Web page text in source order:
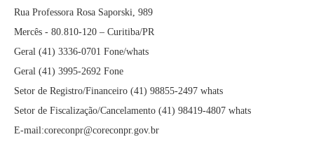
Rua Professora Rosa Saporski, 989
Mercês - 80.810-120 – Curitiba/PR
Geral (41) 3336-0701 Fone/whats
Geral (41) 3995-2692 Fone
Setor de Registro/Financeiro (41) 98855-2497 whats
Setor de Fiscalização/Cancelamento (41) 98419-4807 whats
E-mail:coreconpr@coreconpr.gov.br